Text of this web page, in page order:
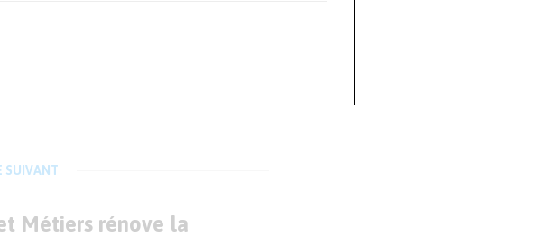
SUIVANT
Métiers rénove la